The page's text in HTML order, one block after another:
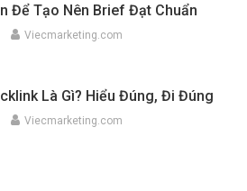
Để Tạo Nên Brief Đạt Chuẩn
Viecmarketing.com
Là Gì? Hiểu Đúng, Đi Đúng
Viecmarketing.com